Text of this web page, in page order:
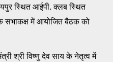
स्थित आईपी. क्लब स्थित
सभाकक्ष में आयोजित बैठक को
श्री विष्णु देव साय के नेतृत्व में